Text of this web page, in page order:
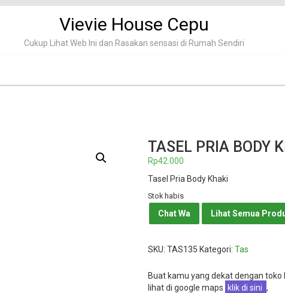
Vievie House Cepu
Cukup Lihat Web Ini dan Rasakan sensasi di Rumah Sendiri
TASEL PRIA BODY
Rp42.000
Tasel Pria Body Khaki
Stok habis
Chat Wa Lihat Semua
SKU: TAS135 Kategori: Tas
Buat kamu yang dekat dengan
lihat di google maps
klik di sini ,